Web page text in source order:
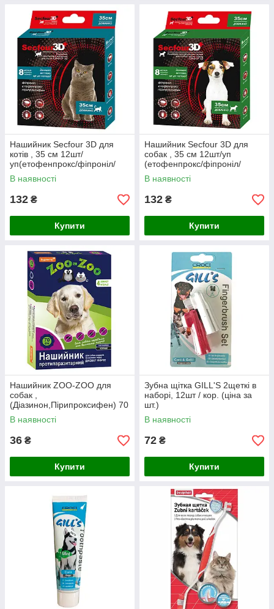
Нашийник Secfour 3D для
котів , 35 см 12шт/
уп(етофенпрокс/фіпроніл/
пірипроксифен),захист від
бліх і кліщів 8 міс.
В наявності
132 ₴
Купити
Нашийник Secfour 3D для
собак , 35 см 12шт/уп
(етофенпрокс/фіпроніл/
пірипроксифен),захист від
бліх і кліщів 8 міс.
В наявності
132 ₴
Купити
Нашийник ZOO-ZOO для
собак ,
(Діазинон,Пірипроксифен) 70
см - 10шт.уп ,Чорний, захист
від параз. 4 міс.
В наявності
36 ₴
Купити
Зубна щітка GILL'S 2щеткі в
наборі, 12шт / кор. (ціна за
шт.)
В наявності
72 ₴
Купити